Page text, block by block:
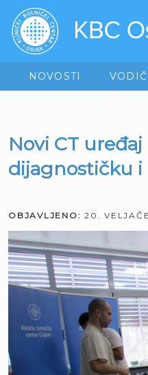
NOVOSTI
Novi CT
dijagnostičku
OBJAVLJENO: 20.